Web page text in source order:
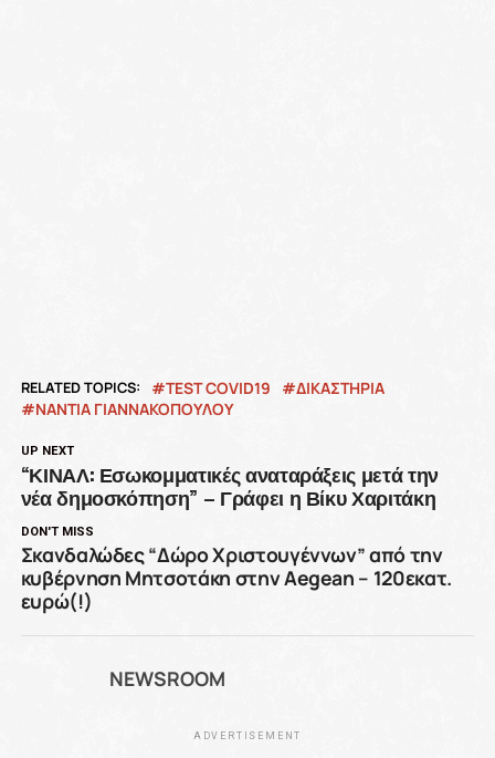
RELATED TOPICS: TEST COVID19
ΔΙΚΑΣΤΉΡΙΑ
ΝΑΝΤΙΑ ΓΙΑΝΝΑΚΟΠΟΥΛΟΥ
UP NEXT
“ΚΙΝΑΛ: Εσωκομματικές αναταράξεις μετά την
νέα δημοσκόπηση” – Γράφει η Βίκυ Χαριτάκη
DON'T MISS
Σκανδαλώδες “Δώρο Χριστουγέννων” από την
κυβέρνηση Μητσοτάκη στην Aegean – 120εκατ.
ευρώ(!)
NEWSROOM
ADVERTISEMENT